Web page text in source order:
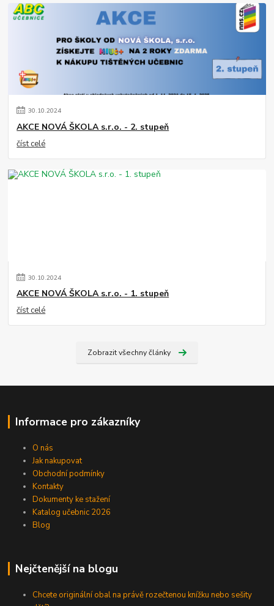
30.10.2024
AKCE NOVÁ ŠKOLA s.r.o. - 2. stupeň
číst celé
30.10.2024
AKCE NOVÁ ŠKOLA s.r.o. - 1. stupeň
číst celé
Zobrazit všechny články
Informace pro zákazníky
O nás
Jak nakupovat
Obchodní podmínky
Kontakty
Dokumenty ke stažení
Katalog učebnic 2026
Blog
Nejčtenější na blogu
Chcete originální obal na právě rozečtenou knížku nebo sešity